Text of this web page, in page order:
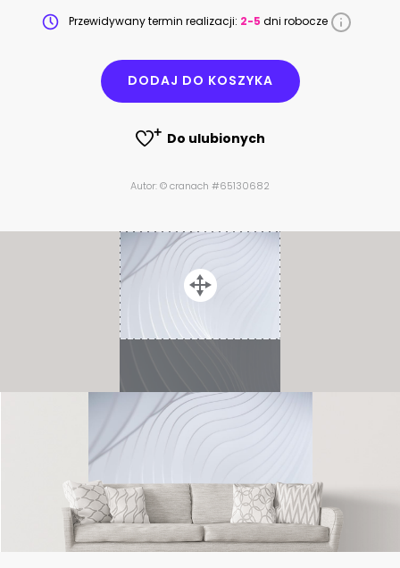
Przewidywany termin realizacji: 2-5 dni robocze
DODAJ DO KOSZYKA
Do ulubionych
Autor: © cranach #65130682